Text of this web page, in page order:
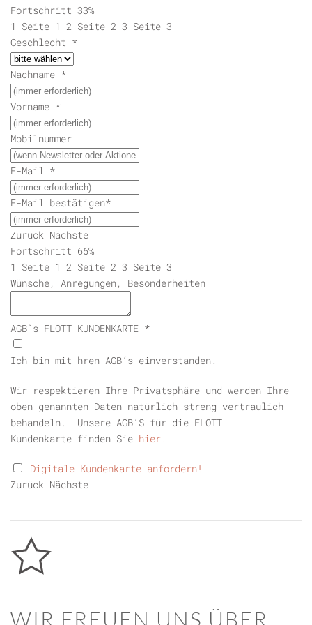
Fortschritt 33%
1
Seite 1 2 Seite 2 3 Seite 3
Geschlecht *
Nachname *
Vorname *
Mobilnummer
E-Mail *
E-Mail bestätigen*
Zurück Nächste
Fortschritt 66%
1
Seite 1 2 Seite 2 3 Seite 3
Wünsche, Anregungen, Besonderheiten
AGB`s FLOTT KUNDENKARTE *
Ich bin mit hren AGB´s einverstanden.
Wir respektieren Ihre Privatsphäre und werden Ihre
oben genannten Daten natürlich streng vertraulich
behandeln. Unsere AGB´S für die FLOTT
Kundenkarte finden Sie hier.
Digitale-Kundenkarte anfordern!
Zurück Nächste
WIR FREUEN UNS ÜBER